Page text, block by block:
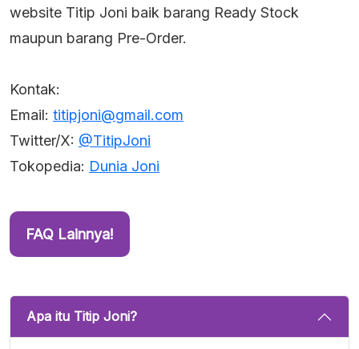
website Titip Joni baik barang Ready Stock
maupun barang Pre-Order.
Kontak:
Email: titipjoni@gmail.com
Twitter/X: @TitipJoni
Tokopedia: Dunia Joni
FAQ Lainnya!
Apa itu Titip Joni?